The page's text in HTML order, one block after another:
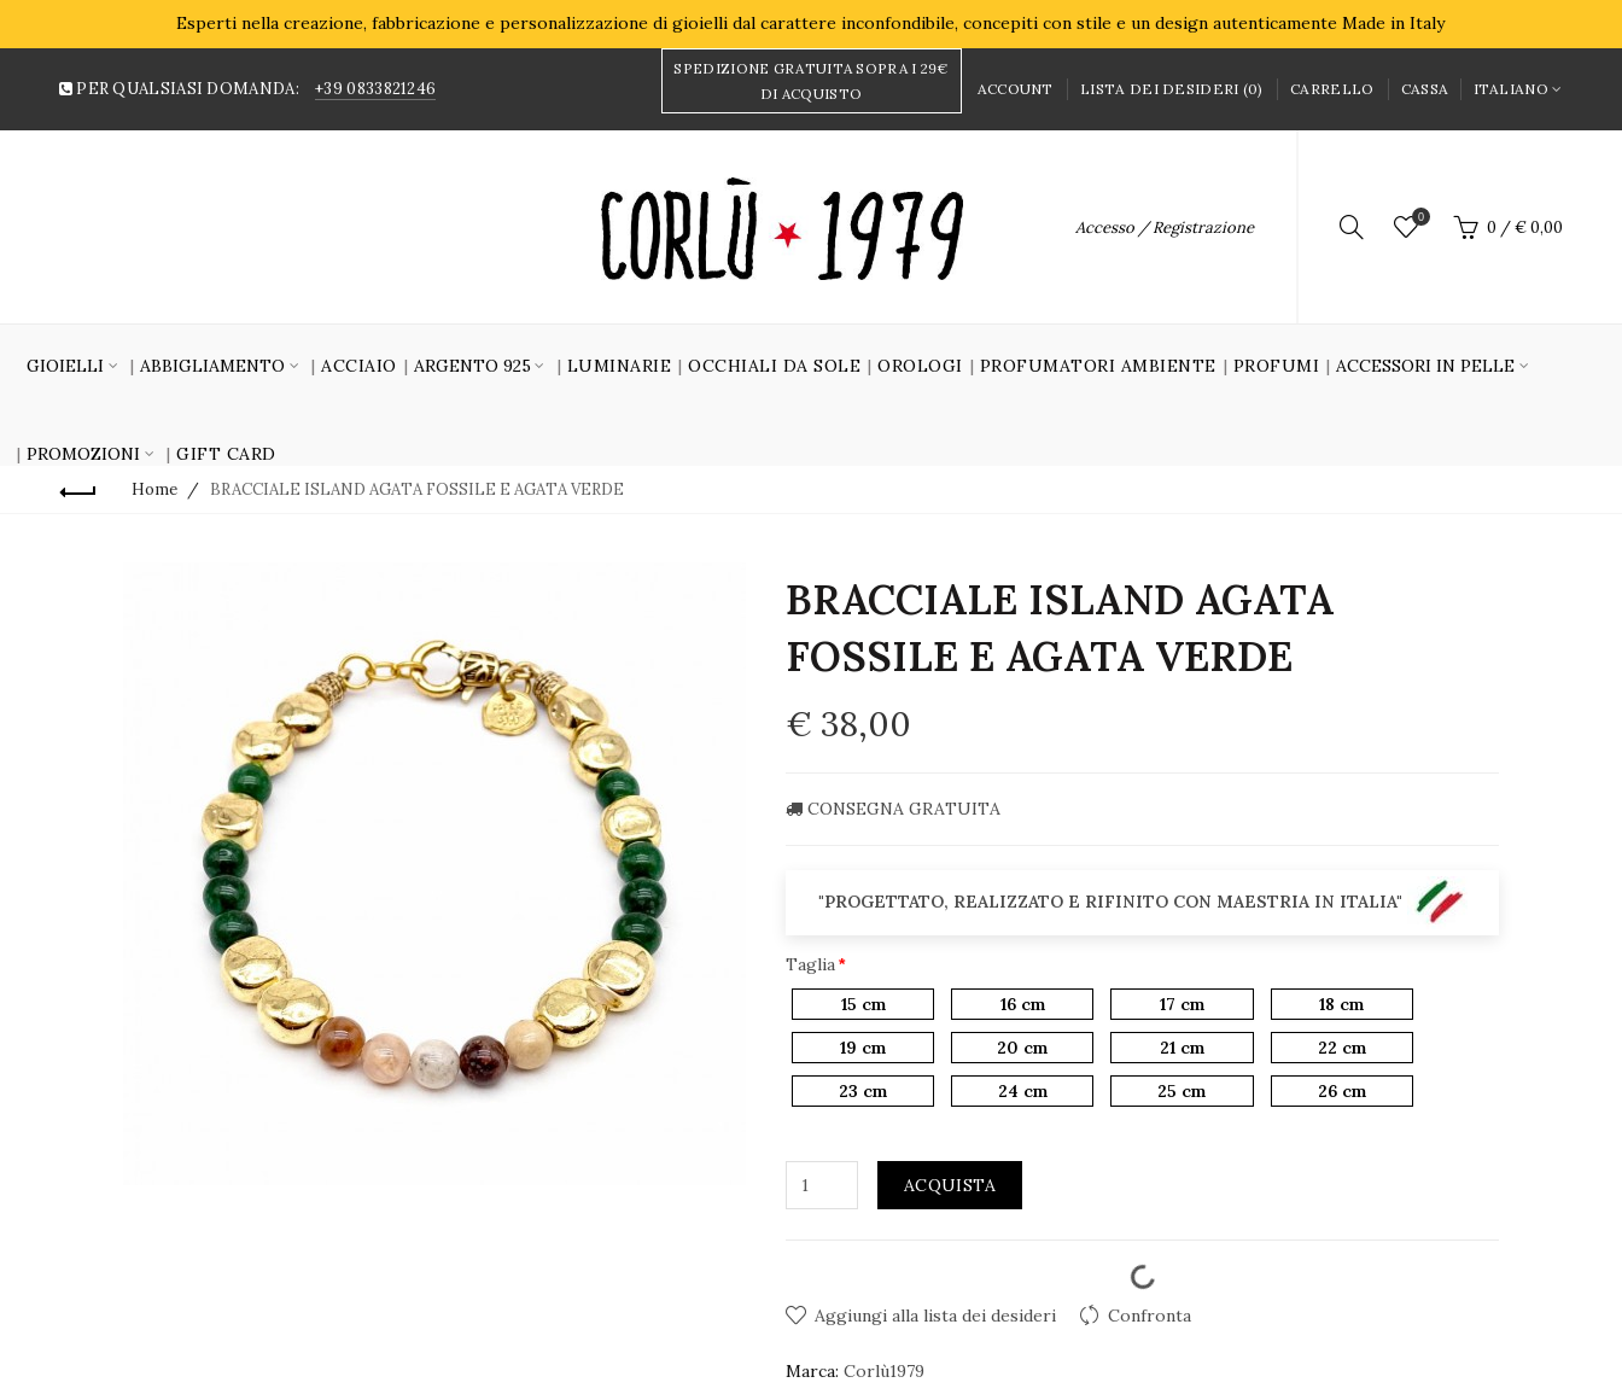
Esperti nella creazione, fabbricazione e personalizzazione di gioielli dal carattere inconfondibile, concepiti con stile e un design autenticamente Made in Italy
PER QUALSIASI DOMANDA: +39 0833821246
SPEDIZIONE GRATUITA SOPRA I 29€
DI ACQUISTO
ACCOUNT LISTA DEI DESIDERI (0) CARRELLO CASSA ITALIANO
Accesso / Registrazione 0 0 / € 0,00
GIOIELLI ABBIGLIAMENTO ACCIAIO ARGENTO 925 LUMINARIE OCCHIALI DA SOLE OROLOGI PROFUMATORI AMBIENTE PROFUMI ACCESSORI IN PELLE
PROMOZIONI GIFT CARD
Home BRACCIALE ISLAND AGATA FOSSILE E AGATA VERDE
BRACCIALE ISLAND AGATA
FOSSILE E AGATA VERDE
€ 38,00
CONSEGNA GRATUITA
"PROGETTATO, REALIZZATO E RIFINITO CON MAESTRIA IN ITALIA"
Taglia
15 cm
16 cm 17 cm
18 cm
19 cm
20 cm 21 cm
22 cm
23 cm
24 cm 25 cm 26 cm
ACQUISTA
Aggiungi alla lista dei desideri Confronta
Marca: Corlù1979